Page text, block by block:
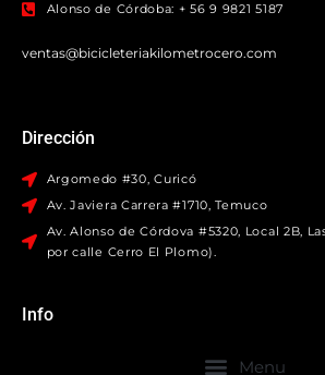
Alonso de Córdoba: + 56 9 9821 5187
ventas@bicicleteriakilometrocero.com
Dirección
Argomedo #30, Curicó
Av. Javiera Carrera #1710, Temuco
Av. Alonso de Córdova #5320, Local 2B,
por calle Cerro El Plomo).
Info